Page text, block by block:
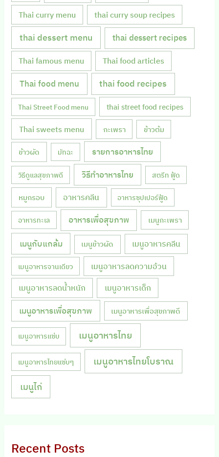
Thai curry menu thai curry soup recipes
thai dessert menu thai dessert recipes
Thai famous menu Thai food articles
Thai food menu thai food recipes
Thai Street Food menu thai street food recipes
Thai sweets menu กะเพรา ข้าวต้ม
ข้าวผัด มัทฉะ รายการอาหารไทย
วิธีดูแลสุขภาพดี วิธีทำอาหารไทย สตรีท ฟู้ด
หมูกรอบ อาหารคลีน อาหารซุปเปอร์ฟู้ด
อาหารทะเล อาหารเพื่อสุขภาพ เมนูกะเพรา
เมนูกับแกล้ม เมนูข้าวผัด เมนูอาหารคลีน
เมนูอาหารจานเดียว เมนูอาหารลดความอ้วน
เมนูอาหารลดน้ำหนัก เมนูอาหารเด็ก
เมนูอาหารเพื่อสุขภาพ เมนูอาหารเพื่อสุขภาพดี
เมนูอาหารแซ่บ เมนูอาหารไทย
เมนูอาหารไทยแซ่บๆ เมนูอาหารไทยโบราณ
เมนูไก่
Recent Posts